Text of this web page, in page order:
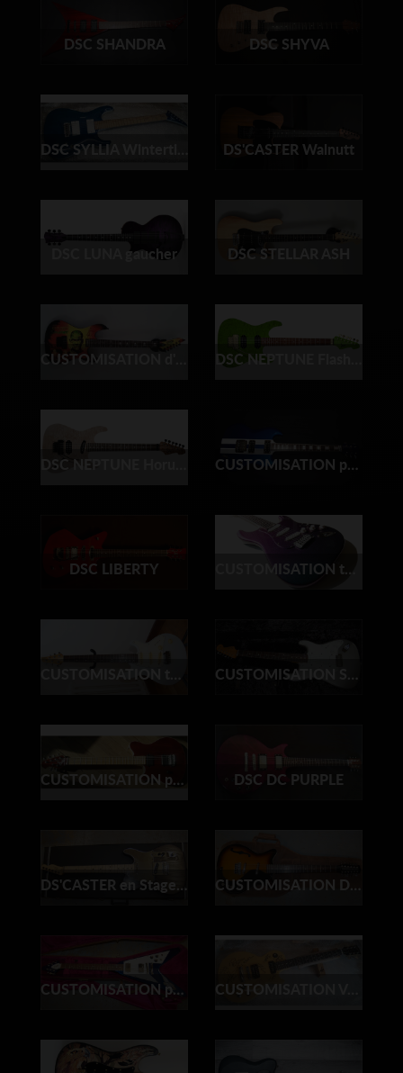
DSC SHANDRA DSC SHYVA
DS'CASTER Walnutt
DSC LUNA gaucher DSC STELLAR ASH
CUSTOMISATION peinture VIPER
DSC LIBERTY CUSTOMISATION total finish CAMELEON'STRAT
CUSTOMISATION SHORELINE GOLD STRAT RELIC 56
CUSTOMISATION peinture FA DSC DC PURPLE
DS'CASTER en Stage Do It Yourself !!! CUSTOMISATION Danelectro DC 2 12 cordes
CUSTOMISATION peinture Gibson Flying V